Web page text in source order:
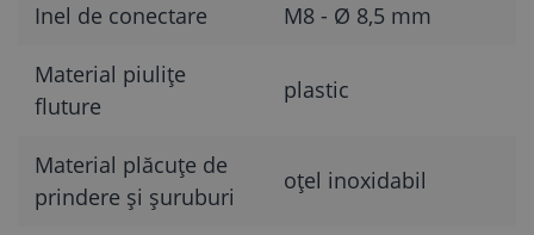
Inel de conectare M8 - Ø 8,5 mm
Material piulițe
fluture
plastic
Material plăcuțe de
prindere și șuruburi
oțel inoxidabil